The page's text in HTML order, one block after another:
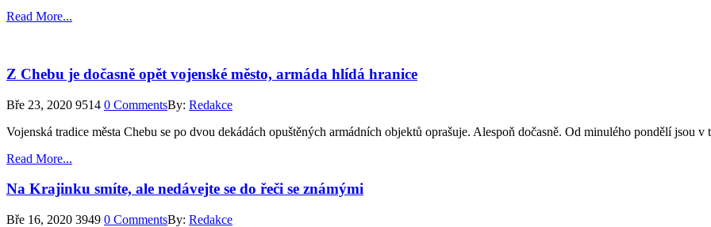
Read More...
Z Chebu je dočasně opět vojenské město, armáda hlídá hranice
Bře 23, 2020 9514 0 CommentsBy: Redakce
Vojenská tradice města Chebu se po dvou dekádách opuštěných armádních objektů oprašuje. Alespoň dočasně. Od minulého pondělí jsou v
Read More...
Na Krajinku smíte, ale nedávejte se do řeči se známými
Bře 16, 2020 3949 0 CommentsBy: Redakce